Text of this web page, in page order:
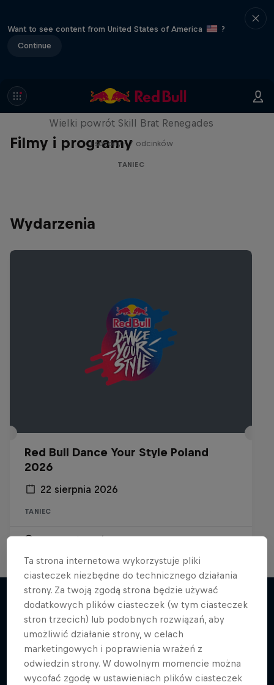
Want to see content from United States of America
?
Continue
Filmy i programy
The Break Boys
Wielki powrót Skill Brat Renegades
1 sezony · 7 odcinków
TANIEC
Wydarzenia
Red Bull Dance Your Style Poland
2026
22 sierpnia 2026
TANIEC
Wydarzenie wkrótce
Więcej podobnych
Ta strona internetowa wykorzystuje pliki
ciasteczek niezbędne do technicznego działania
strony. Za twoją zgodą strona będzie używać
dodatkowych plików ciasteczek (w tym ciasteczek
stron trzecich) lub podobnych rozwiązań, aby
umożliwić działanie strony, w celach
marketingowych i poprawienia wrażeń z
odwiedzin strony. W dowolnym momencie można
wycofać zgodę w ustawieniach plików ciasteczek